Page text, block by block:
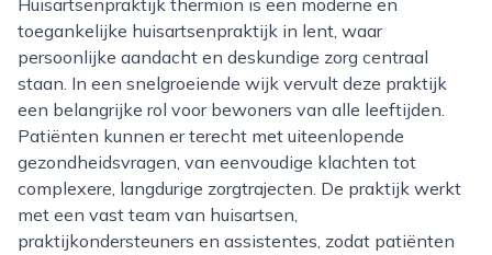
Huisartsenpraktijk thermion is een moderne en
toegankelijke huisartsenpraktijk in lent, waar
persoonlijke aandacht en deskundige zorg centraal
staan. In een snelgroeiende wijk vervult deze praktijk
een belangrijke rol voor bewoners van alle leeftijden.
Patiënten kunnen er terecht met uiteenlopende
gezondheidsvragen, van eenvoudige klachten tot
complexere, langdurige zorgtrajecten. De praktijk werkt
met een vast team van huisartsen,
praktijkondersteuners en assistentes, zodat patiënten